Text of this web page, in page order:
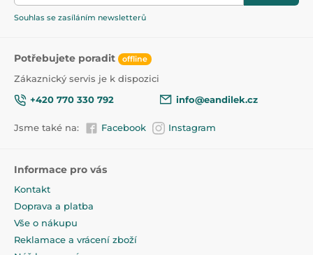
Souhlas se zasíláním newsletterů
Potřebujete poradit offline
Zákaznický servis je k dispozici
+420 770 330 792
info@eandilek.cz
Jsme také na: Facebook Instagram
Informace pro vás
Kontakt
Doprava a platba
Vše o nákupu
Reklamace a vrácení zboží